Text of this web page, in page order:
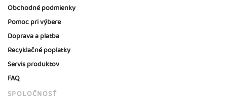
Obchodné podmienky
Pomoc pri výbere
Doprava a platba
Recyklačné poplatky
Servis produktov
FAQ
SPOLOČNOSŤ